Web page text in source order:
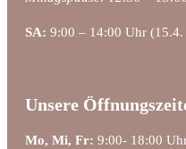
SA: 9:00 – 14:00 Uhr
Unsere
Mo, Mi, Fr: 9:00- 18:00